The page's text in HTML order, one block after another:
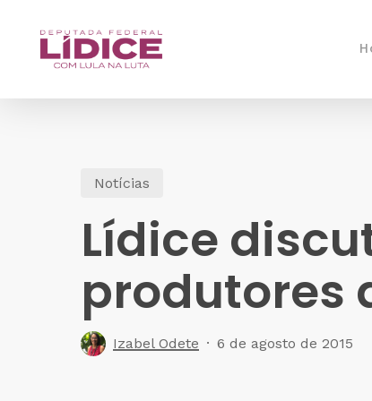
Notícias
Lídice
produtores
Izabel Odete 6 de agosto de 2015